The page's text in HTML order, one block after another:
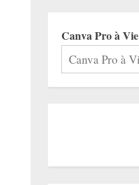
Canva Pro à Vie